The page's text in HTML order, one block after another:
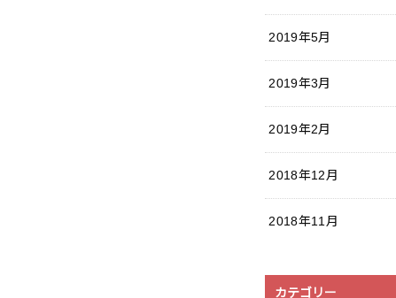
2019年5月
2019年3月
2019年2月
2018年12月
2018年11月
カテゴリー